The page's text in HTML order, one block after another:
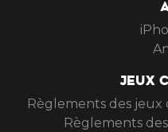
JEUX
Règlements des jeux
Règlements